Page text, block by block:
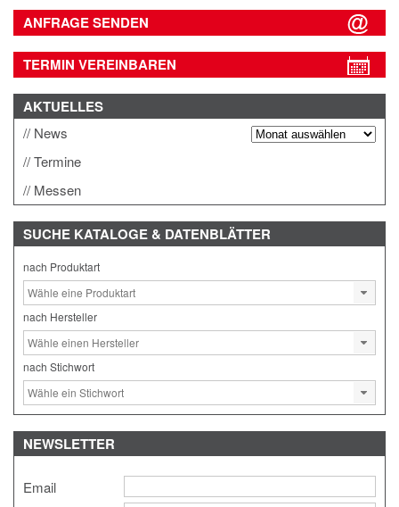
ANFRAGE SENDEN
TERMIN VEREINBAREN
AKTUELLES
News
Termine
Messen
SUCHE KATALOGE & DATENBLÄTTER
nach Produktart
nach Hersteller
nach Stichwort
NEWSLETTER
Email